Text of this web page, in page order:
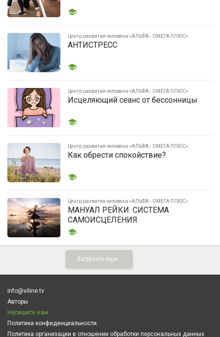
Центр развития человека «АЛЬФА - ОМЕГА ПЛЮС»
АНТИСТРЕСС
Центр развития человека «АЛЬФА - ОМЕГА ПЛЮС»
Исцеляющий сеанс от бессонницы
Центр развития человека «АЛЬФА - ОМЕГА ПЛЮС»
Как обрести спокойствие?
Центр развития человека «АЛЬФА - ОМЕГА ПЛЮС»
МАНУАЛ РЕЙКИ. СИСТЕМА
САМОИСЦЕЛЕНИЯ
Загрузить еще...
info@viline.tv
Авторы
Напишите нам
Политика конфиденциальности
Политика организации в отношении обработки персональных данных